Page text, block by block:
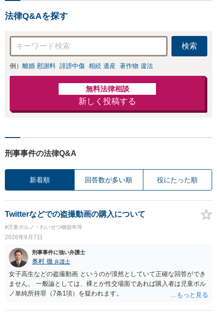
法律Q&Aを探す
検索
例） 離婚 慰謝料 誹謗中傷 相続 遺産 著作物 違法
無料法律相談
新しく投稿する
刑事事件の法律Q&A
新着順 回答数が多い順 役にたった順
Twitterなどでの盗撮動画の購入について
#児童ポルノ・わいせつ物頒布等
2026年8月7日
刑事事件に強い弁護士
奥村 徹 弁護士
女子高生などの盗撮動画 というのが漠然としていて正確な回答ができ
ません。 一般論としては、裸とか性交場面であれば購入者は児童ポル
ノ単純所持罪（7条1項）を疑われます。